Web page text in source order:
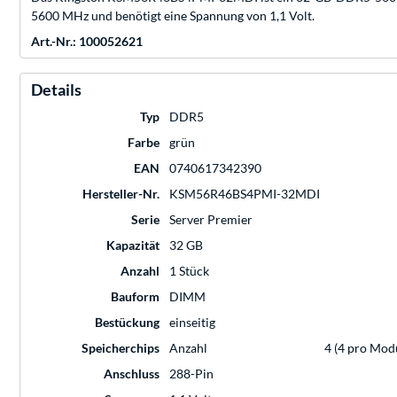
5600 MHz und benötigt eine Spannung von 1,1 Volt.
Art.-Nr.: 100052621
Details
Typ
DDR5
Farbe
grün
EAN
0740617342390
Hersteller-Nr.
KSM56R46BS4PMI-32MDI
Serie
Server Premier
Kapazität
32 GB
Anzahl
1 Stück
Bauform
DIMM
Bestückung
einseitig
Speicherchips
Anzahl
4 (4 pro
Anschluss
288-Pin